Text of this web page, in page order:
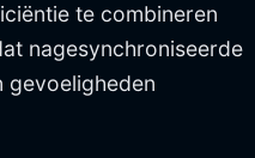
te combineren
nagesynchroniseerde
gevoeligheden